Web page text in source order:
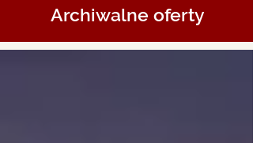
Archiwalne oferty